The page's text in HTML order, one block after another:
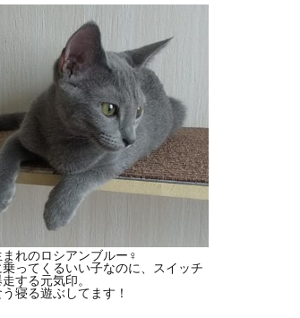
れのロシアンブルー♀
ってくるいい子なのに、スイッチ
する元気印。
寝る遊ぶしてます！